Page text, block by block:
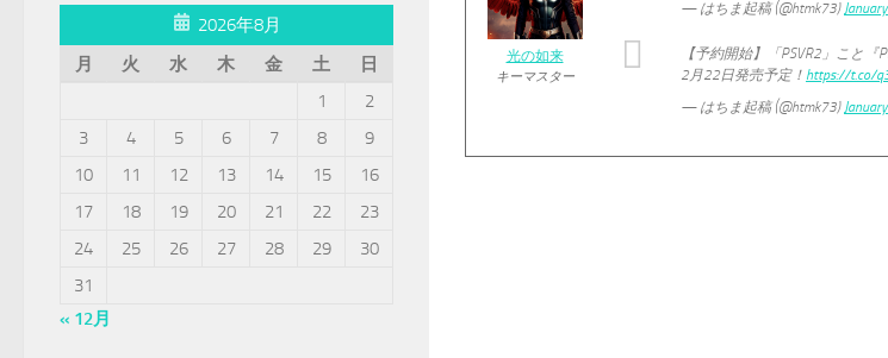
光の如来
キーマスター
— はちま起稿 (@htmk73)
【予約開始】「PSVR2」こと
2月22日発売予定！ https://t.co/
— はちま起稿 (@htmk73)
2026年8月
月
火 水 木 金 土
日
1
2
3
4 5 6 7 8
9
10
11 12 13 14 15
16
17
18 19 20 21 22
23
24
25 26 27 28 29
30
31
« 12月